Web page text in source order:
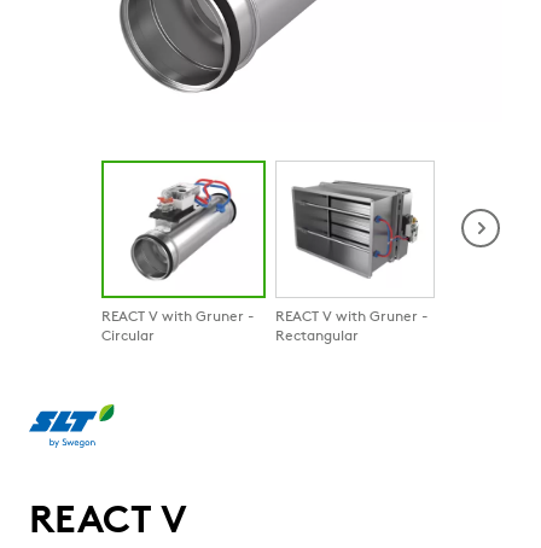
REACT V with Gruner -
Circular
REACT V with Gruner -
Rectangular
REACT V